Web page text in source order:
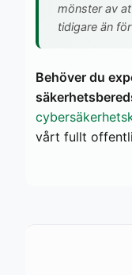
mönster av
tidigare än
Behöver du
vårt fullt